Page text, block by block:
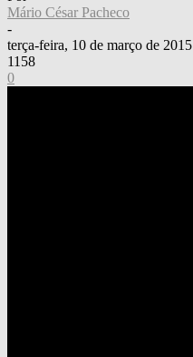
Mário César Pacheco
-
terça-feira, 10 de março de 2015
1158
0